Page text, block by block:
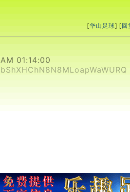
[华山足球] [ 回
AM 01:14:00
bShXHChN8N8MLoapWaWURQ